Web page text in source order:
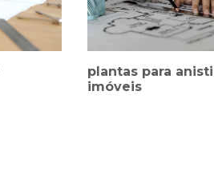
plantas para
imóveis